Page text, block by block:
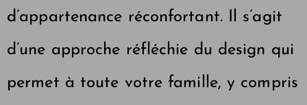
d’appartenance réconfortant. Il s’agit
d’une approche réfléchie du design qui
permet à toute votre famille, y compris